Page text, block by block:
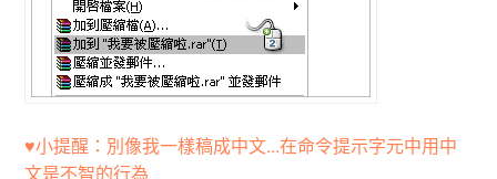
♥小提醒：別像我一樣稿成中文...在命令提示字元中用中
文是不智的行為